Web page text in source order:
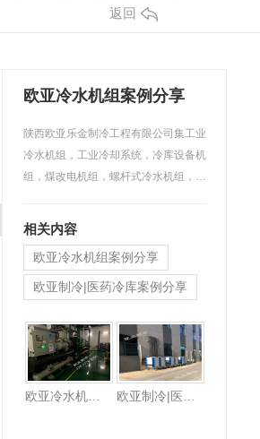
返回
欧亚冷水机组案例分享
陕西欧亚乐金制冷工程有限公司集工业
冷水机组，工业冷却系统，冷库设备机
组，煤改电机组，螺杆式冷水机组，变
相关内容
欧亚冷水机组案例分享
欧亚制冷|医药冷库案例分享
欧亚冷水机组案例分享